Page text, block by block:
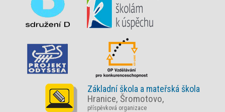
Základní škola a mateřská škola
Hranice, Šromotovo,
příspěvková organizace